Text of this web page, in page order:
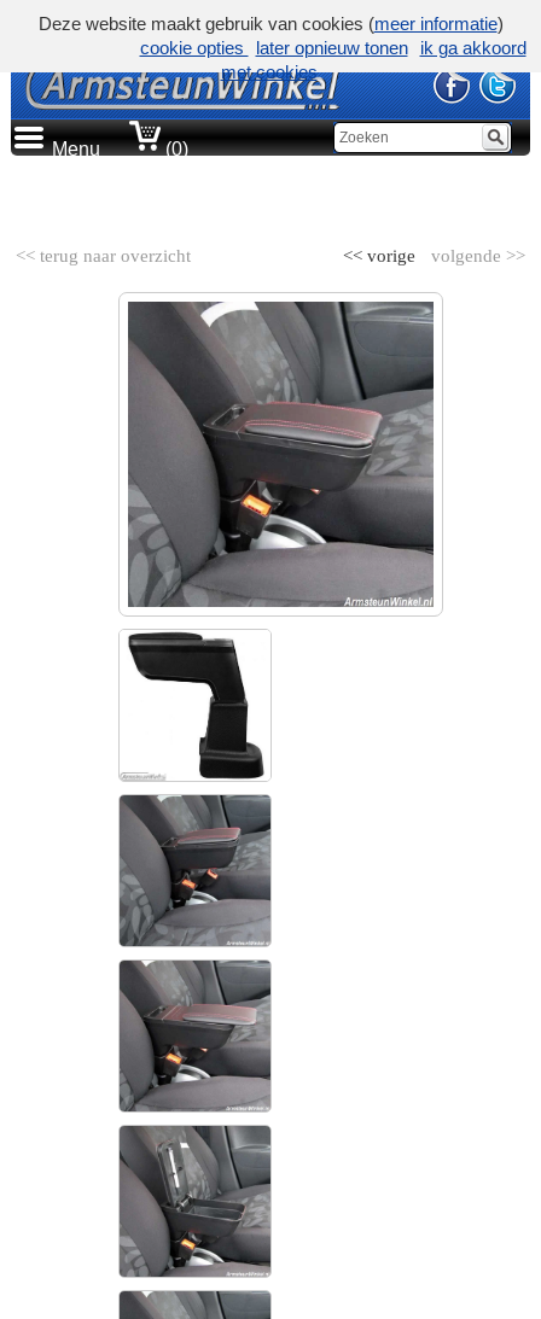
Menu (0)
<< terug naar overzicht volgende >>
<< vorige
Deze website maakt gebruik van cookies (meer informatie)
cookie opties
later opnieuw tonen
ik ga akkoord
met cookies